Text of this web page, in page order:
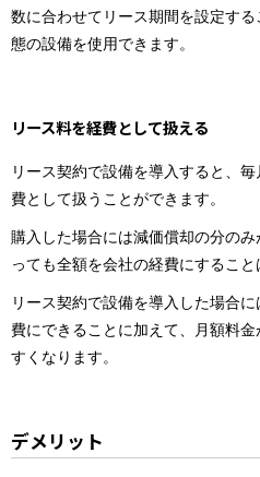
数に合わせてリース期間を設定す
態の設備を使用できます。
リース料を経費として扱える
リース契約で設備を導入すると、
費として扱うことができます。
購入した場合には減価償却の分の
っても全額を会社の経費にすること
リース契約で設備を導入した場合
費にできることに加えて、月額料
すくなります。
デメリット